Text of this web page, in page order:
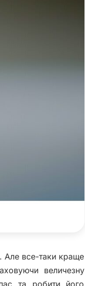
Але все-таки краще
величезну
та робити його